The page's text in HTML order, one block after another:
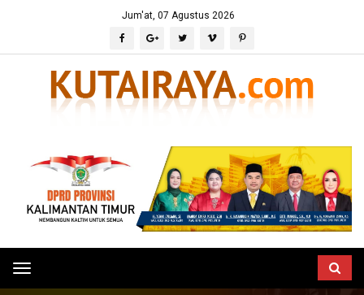
Jum'at, 07 Agustus 2026
Toggle
navigation